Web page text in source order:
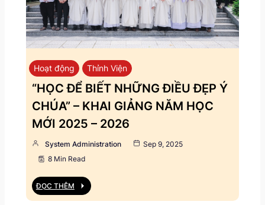
Hoạt động Thỉnh Viện
“HỌC ĐỂ BIẾT NHỮNG ĐIỀU ĐẸP Ý
CHÚA” – KHAI GIẢNG NĂM HỌC
MỚI 2025 – 2026
System Administration
Sep 9, 2025
8 Min Read
ĐỌC THÊM